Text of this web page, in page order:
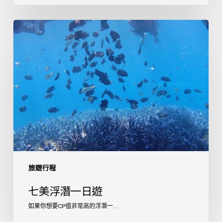
旅遊行程
美
潛
日
七美浮潛一日遊
如果你想要CP值非常高的浮潛一...